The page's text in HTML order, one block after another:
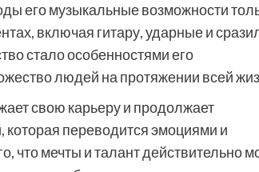
его музыкальные возможности
включая гитару, ударные и
стало особенностями его
людей на протяжении всей
свою карьеру и продолжает
которая переводится эмоциями и
что мечты и талант действительно